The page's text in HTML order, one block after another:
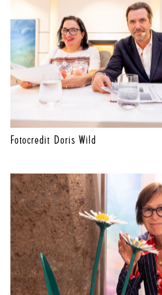
Fotocredit Doris Wild